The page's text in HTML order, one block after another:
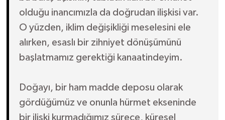
olduğu inancımızla da doğrudan ilişkisi var.
O yüzden, iklim değişikliği meselesini ele
alırken, esaslı bir zihniyet dönüşümünü
başlatmamız gerektiği kanaatindeyim.
Doğayı, bir ham madde deposu olarak
gördüğümüz ve onunla hürmet ekseninde
bir ilişki kurmadığımız sürece, küresel